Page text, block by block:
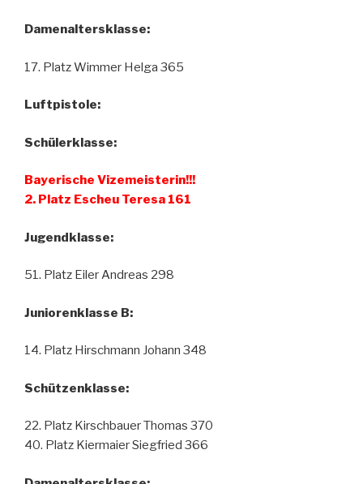
Damenaltersklasse:
17. Platz Wimmer Helga 365
Luftpistole:
Schülerklasse:
Bayerische Vizemeisterin!!!
2. Platz Escheu Teresa 161
Jugendklasse:
51. Platz Eiler Andreas 298
Juniorenklasse B:
14. Platz Hirschmann Johann 348
Schützenklasse:
22. Platz Kirschbauer Thomas 370
40. Platz Kiermaier Siegfried 366